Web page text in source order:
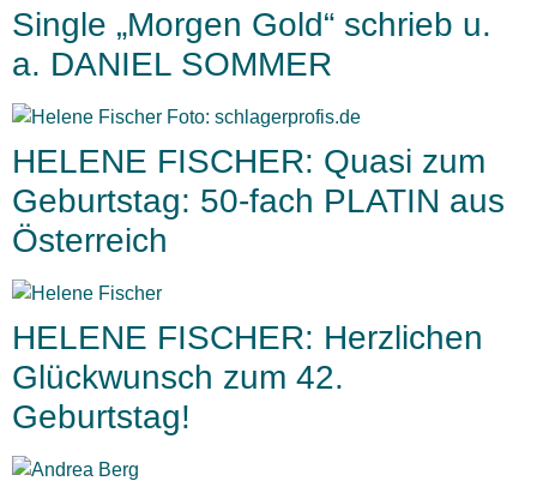
Single „Morgen Gold“ schrieb u.
a. DANIEL SOMMER
HELENE FISCHER: Quasi zum
Geburtstag: 50-fach PLATIN aus
Österreich
HELENE FISCHER: Herzlichen
Glückwunsch zum 42.
Geburtstag!